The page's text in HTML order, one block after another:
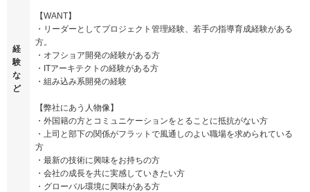
経
験
な
ど
【WANT】
・リーダーとしてプロジェクト管理経験、若手の指導育成経験がある
方。
・オフショア開発の経験がある方
・ITアーキテクトの経験がある方
・組み込み系開発の経験
【弊社にあう人物像】
・外国籍の方とコミュニケーションをとることに抵抗がない方
・上司と部下の関係がフラットで風通しのよい職場を求められている
方
・最新の技術に興味をお持ちの方
・会社の成長を共に実感していきたい方
・グローバル環境に興味がある方